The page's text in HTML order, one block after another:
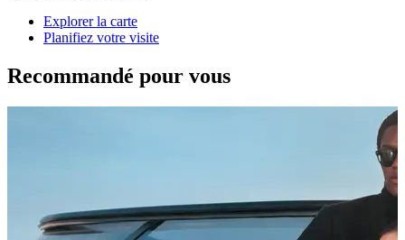
Explorer la carte
Planifiez votre visite
Recommandé pour vous